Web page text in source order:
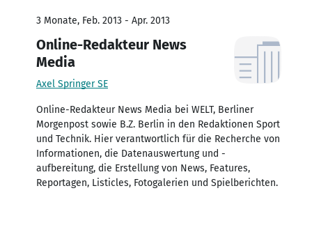
3 Monate, Feb. 2013 - Apr. 2013
Online-Redakteur News
Media
Axel Springer SE
Online-Redakteur News Media bei WELT, Berliner
Morgenpost sowie B.Z. Berlin in den Redaktionen Sport
und Technik. Hier verantwortlich für die Recherche von
Informationen, die Datenauswertung und -
aufbereitung, die Erstellung von News, Features,
Reportagen, Listicles, Fotogalerien und Spielberichten.